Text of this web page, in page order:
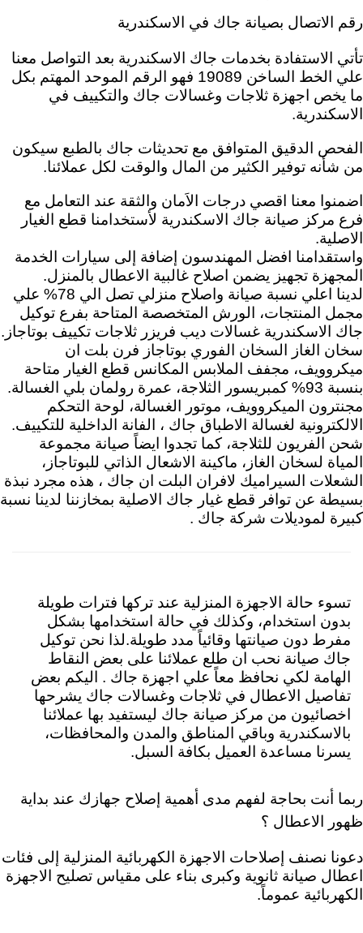
رقم الاتصال بصيانة جاك في الاسكندرية
تأتي الاستفادة بخدمات جاك الاسكندرية بعد
التواصل معنا
علي الخط الساخن 19089 فهو الرقم الموحد المهتم بكل
ما يخص اجهزة ثلاجات وغسالات جاك والتكييف في
الاسكندرية.
الفحص الدقيق المتوافق مع تحديثات جاك بالطبع سيكون
من شأنه توفير الكثير من المال والوقت لكل عملائنا.
اضمنوا معنا اقصي درجات الاَمان والثقة عند التعامل مع
فرع مركز صيانة جاك الاسكندرية لأستخدامنا قطع الغيار
الاصلية.
واستقدامنا افضل المهندسون إضافة إلى سيارات الخدمة
المجهزة تجهيز يضمن اصلاح غالبية الاعطال بالمنزل.
لدينا اعلي نسبة صيانة واصلاح منزلي تصل الي 78% علي
مجمل المنتجات، الورش المتخصصة المتاحة بفرع توكيل
جاك الاسكندرية غسالات ديب فريزر ثلاجات تكييف بوتاجاز.
سخان الغاز السخان الفوري بوتاجاز فرن بلت ان
ميكروويف، مجفف الملابس المكانس قطع الغيار متاحة
بنسبة 93% كمبريسور الثلاجة، عمرة رولمان بلي الغسالة.
مجنترون الميكروويف، موتور الغسالة، لوحة التحكم
الالكترونية لغسالة الاطباق جاك ، الفانة الداخلية للتكييف.
شحن الفريون للثلاجة، كما تجدوا ايضاً صيانة مجموعة
المياة لسخان الغاز، ماكينة الاشعال الذاتي للبوتاجاز،
الشعلات السيراميك لافران البلت ان جاك ، هذه مجرد نبذة
بسيطة عن توافر قطع غيار جاك الاصلية بمخازننا لدينا نسبة
كبيرة لموديلات شركة جاك .
تسوء حالة الاجهزة المنزلية عند تركها فترات طويلة
بدون استخدام، وكذلك في حالة استخدامها بشكل
مفرط دون صيانتها وقائياً مدد طويلة.لذا نحن توكيل
جاك صيانة نحب ان طلع عملائنا على بعض النقاط
الهامة لكي نحافظ معاً علي اجهزة جاك . اليكم بعض
تفاصيل الاعطال في ثلاجات وغسالات جاك يشرحها
اخصائيون من مركز صيانة جاك ليستفيد بها عملائنا
بالاسكندرية وباقي المناطق والمدن والمحافظات،
يسرنا مساعدة العميل بكافة السبل.
ربما أنت بحاجة لفهم مدى أهمية إصلاح جهازك عند بداية
ظهور الاعطال ؟
دعونا نصنف إصلاحات الاجهزة الكهربائية المنزلية إلى فئات
اعطال صيانة ثانوية وكبرى بناء على مقياس تصليح الاجهزة
الكهربائية عموماً.